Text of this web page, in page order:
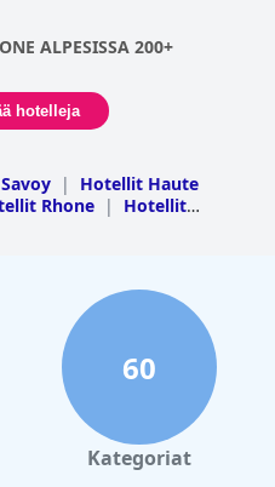
ALPESISSA 200+
hotelleja
|
Hotellit Haute
Rhone |
Hotellit
60
Kategoriat